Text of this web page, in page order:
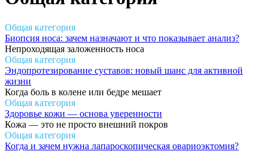
Общая категория
Биопсия носа: зачем назначают и что показывает анализ?
Непроходящая заложенность носа
Общая категория
Эндопротезирование суставов: новый шанс для активной
жизни
Когда боль в колене или бедре мешает
Общая категория
Здоровье кожи — основа уверенности
Кожа — это не просто внешний покров
Общая категория
Когда и зачем нужна лапароскопическая овариоэктомия?